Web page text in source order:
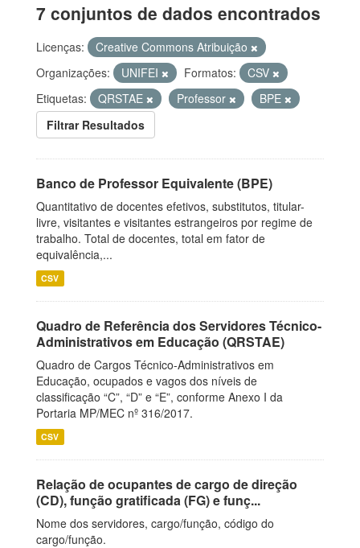
7 conjuntos de dados encontrados
Licenças:
Creative Commons Atribuição
Organizações:
UNIFEI Formatos:
CSV
Etiquetas:
QRSTAE Professor
BPE
Filtrar Resultados
Banco de Professor Equivalente (BPE)
Quantitativo de docentes efetivos, substitutos, titular-
livre, visitantes e visitantes estrangeiros por regime de
trabalho. Total de docentes, total em fator de
equivalência,...
CSV
Quadro de Referência dos Servidores Técnico-
Administrativos em Educação (QRSTAE)
Quadro de Cargos Técnico-Administrativos em
Educação, ocupados e vagos dos níveis de
classificação “C”, “D” e “E”, conforme Anexo I da
Portaria MP/MEC nº 316/2017.
CSV
Relação de ocupantes de cargo de direção
(CD), função gratificada (FG) e funç...
Nome dos servidores, cargo/função, código do
cargo/função.